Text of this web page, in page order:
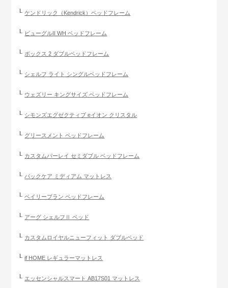
ケンドリック（Kendrick）ベッドフレーム
ビューグルII WH ベッドフレーム
ボックス 2 ダブルベッドフレーム
シェルフ ライト シングルベッドフレーム
ウェズリー キングサイズ ベッドフレーム
シモンズエグゼクティブ eイオン クリスタル
グリースメント ベッドフレーム
カスタムバーレイ セミダブル ベッドフレーム
バックケア ミディアム マットレス
ベイリーブラン ベッドフレーム
アーグ シェルフⅡ ベッド
カスタムロイヤルニューフィット ダブルベッド
if HOME レギュラーマットレス
エッセンシャルスマート AB17S01 マットレス